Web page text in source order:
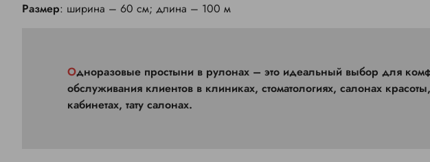
Размер: ширина – 60 см; длина – 100 м
Одноразовые простыни в рулонах – это идеальный выбор для комфортного и безопасного
обслуживания клиентов в клиниках, стоматологиях, салонах
кабинетах, тату салонах.